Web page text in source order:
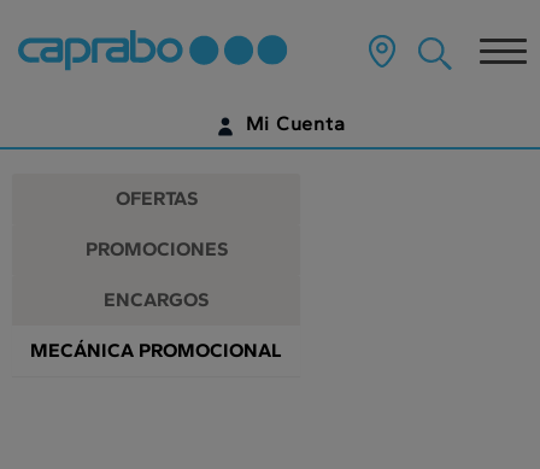
Promociones
y
descuentos
en
nuestros
supermercados
contenido
página
Mi Cuenta
¿AÚN NO TIENES UNA CUENTA DIGITAL?
OFERTAS
PROMOCIONES
ENCARGOS
MECÁNICA PROMOCIONAL